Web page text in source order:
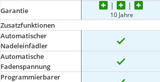
Garantie 10 Jahre
Zusatzfunktionen
Automatischer
Nadeleinfädler
Automatische
Fadenspannung
Programmierbarer